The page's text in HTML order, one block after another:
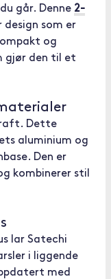
går. Denne 2-
design som er
og
gjør den til et
Dette
aluminium og
Den er
kombinerer stil
lar Satechi
i liggende
med